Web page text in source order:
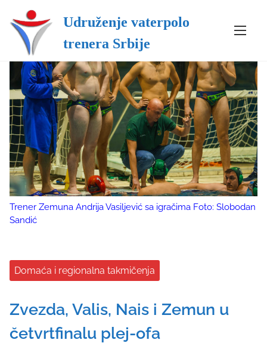
Udruženje vaterpolo
trenera Srbije
Trener Zemuna Andrija Vasiljević sa igračima Foto: Slobodan
Sandić
Domaća i regionalna takmičenja
Zvezda, Valis, Nais i Zemun u
četvrtfinalu plej-ofa